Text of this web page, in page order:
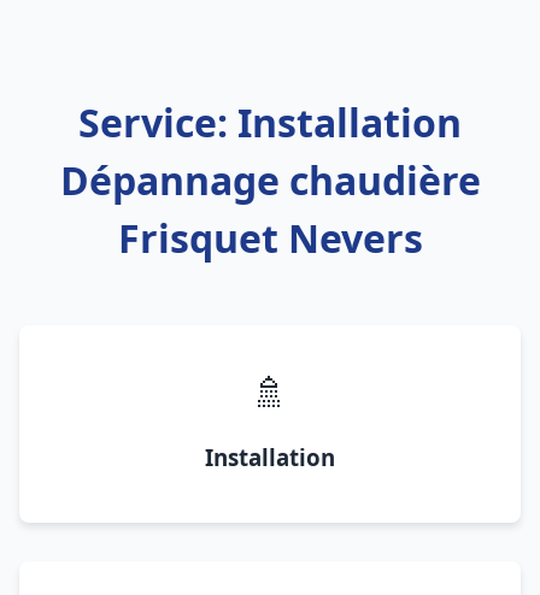
Service: Installation
Dépannage chaudière
Frisquet Nevers
🚿
Installation